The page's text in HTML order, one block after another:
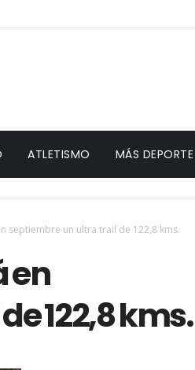
ATLETISMO MÁS DEPORTE
septiembre un ultra trail de 122,8 kms.
en
122,8 kms.